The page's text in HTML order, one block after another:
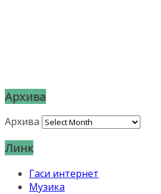
Архива
Архива
Линк
Гаси интернет
Музика